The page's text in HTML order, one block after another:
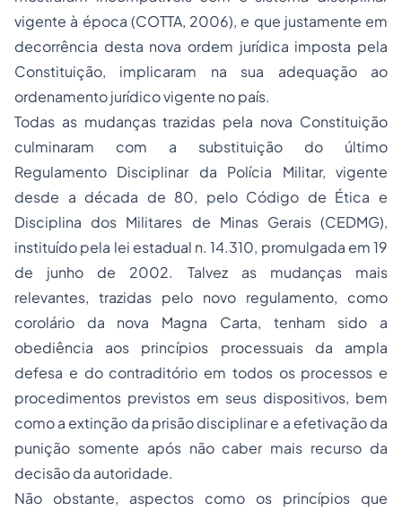
vigente à época (COTTA, 2006), e que justamente em
decorrência desta nova ordem jurídica imposta pela
Constituição, implicaram na sua adequação ao
ordenamento jurídico vigente no país.
Todas as mudanças trazidas pela nova Constituição
culminaram com a substituição do último
Regulamento Disciplinar da Polícia Militar, vigente
desde a década de 80, pelo Código de Ética e
Disciplina dos Militares de Minas Gerais (CEDMG),
instituído pela lei estadual n. 14.310, promulgada em 19
de junho de 2002. Talvez as mudanças mais
relevantes, trazidas pelo novo regulamento, como
corolário da nova Magna Carta, tenham sido a
obediência aos princípios processuais da ampla
defesa e do contraditório em todos os processos e
procedimentos previstos em seus dispositivos, bem
como a extinção da prisãodisciplinar e a efetivação da
punição somente após não caber mais recurso da
decisão da autoridade.
Não obstante, aspectos como os princípios que